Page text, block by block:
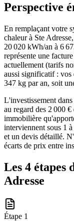
Perspective
En remplaçant votre
chaleur à Ste
20 020 kWh/an à 6
représente une
actuellement (tarifs
aussi significatif : vos
347 kg par an, soit
L'investissement
au regard des 2 000
immobilière
interviennent sous 1
et un devis détaillé.
écarts de prix entre
Les 4 étapes
Adresse
Étape 1